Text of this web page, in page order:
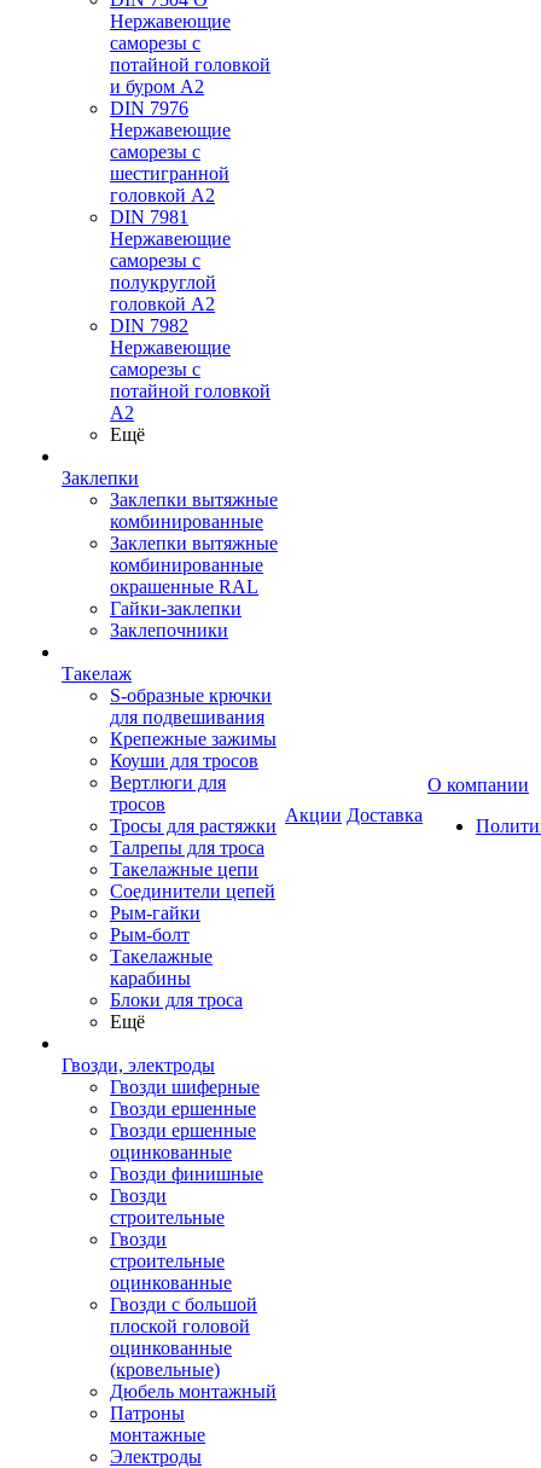
Нержавеющие
саморезы с
потайной головкой
и буром А2
DIN 7976
Нержавеющие
саморезы с
шестигранной
головкой А2
DIN 7981
Нержавеющие
саморезы с
полукруглой
головкой А2
DIN 7982
Нержавеющие
саморезы с
потайной головкой
А2
Ещё
Заклепки
Заклепки вытяжные
комбинированные
Заклепки вытяжные
комбинированные
окрашенные RAL
Гайки-заклепки
Заклепочники
Такелаж
S-образные крючки
для подвешивания
Крепежные зажимы
Коуши для тросов
Вертлюги для
тросов
Тросы для растяжки
Талрепы для троса
Такелажные цепи
Соединители цепей
Рым-гайки
Рым-болт
Такелажные
карабины
Блоки для троса
Ещё
Гвозди, электроды
Гвозди шиферные
Гвозди ершенные
Гвозди ершенные
оцинкованные
Гвозди финишные
Гвозди
строительные
Гвозди
строительные
оцинкованные
Гвозди с большой
плоской головой
оцинкованные
(кровельные)
Дюбель монтажный
Патроны
монтажные
Электроды
Акции Доставка
О компании